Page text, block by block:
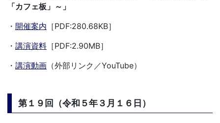
「カフェ板」～」
・ 開催案内 ［PDF:280.68KB］
・ 講演資料 ［PDF:2.90MB］
・ 講演動画 （外部リンク／YouTube）
第１９回（令和５年３月１６日）